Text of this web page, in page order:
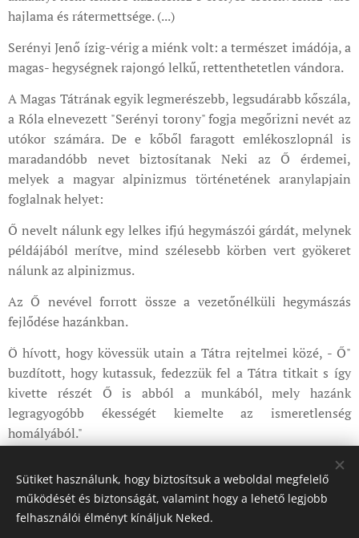
hajlama és rátermettsége. (...)
Serényi Jenő ízig-vérig a miénk volt: a természet imádója, a
magas- hegységnek rajongó lelkű, rettenthetetlen vándora.
A Magas Tátrának egyik legmerészebb, legsudárabb kőszála,
a Róla elnevezett "Serényi torony" fogja megőrizni nevét az
utókor számára. De e kőből faragott emlékoszlopnál is
maradandóbb nevet biztosítanak Neki az Ő érdemei,
melyek a magyar alpinizmus történetének aranylapjain
foglalnak helyet:
Ő nevelt nálunk egy lelkes ifjú hegymászói gárdát, melynek
példájából merítve, mind szélesebb körben vert gyökeret
nálunk az alpinizmus.
Az Ő nevével forrott össze a vezetőnélküli hegymászás
fejlődése hazánkban.
Ö hívott, hogy kövessük utain a Tátra rejtelmei közé, - Ő"
buzdított, hogy kutassuk, fedezzük fel a Tátra titkait s így
kivette részét Ő is abból a munkából, mely hazánk
legragyogóbb ékességét kiemelte az ismeretlenség
homályából."
Share
Sütiket használunk, hogy biztosítsuk a weboldal megfelelő
működését és biztonságát, valamint hogy a lehető legjobb
felhasználói élményt kínáljuk Neked.